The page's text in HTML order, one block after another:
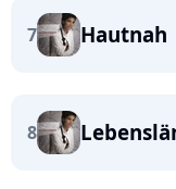
7 Hautnah
8